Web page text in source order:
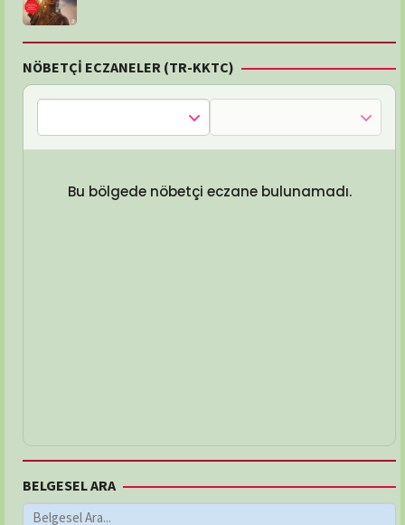
NÖBETÇİ ECZANELER (TR-KKTC)
Bu bölgede nöbetçi eczane bulunamadı.
BELGESEL ARA